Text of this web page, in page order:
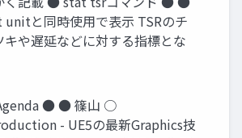
unitと同時使用で表示 TSRのチ
キや遅延などに対する指標とな
● ● 篠山 ○
- UE5の最新Graphics技